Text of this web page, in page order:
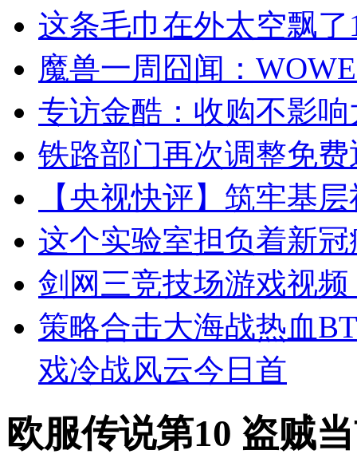
这条毛巾在外太空飘
魔兽一周囧闻：
专访金酷：收购不影
铁路部门再次调整免
【央视快评】筑牢基
这个实验室担负着新
剑网三竞技场游戏视
策略合击大海战热血
戏冷战风云今日首
欧服传说第10 盗贼